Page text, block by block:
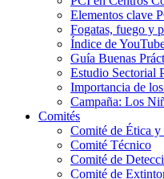
Elementos clave
Fogatas, fuego y
Índice de
Guía Buenas
Estudio Sectorial
Importancia de
Campaña: Los
Comités
Comité de Ética y
Comité Técnico
Comité de
Comité de